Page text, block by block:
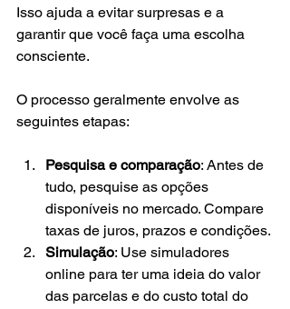
Isso ajuda a evitar surpresas e a
garantir que você faça uma escolha
consciente.
O processo geralmente envolve as
seguintes etapas:
Pesquisa e comparação: Antes de
tudo, pesquise as opções
disponíveis no mercado. Compare
taxas de juros, prazos e condições.
Simulação: Use simuladores
online para ter uma ideia do valor
das parcelas e do custo total do